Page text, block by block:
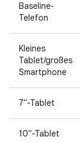
Baseline-
Telefon
Kleines
Tablet/großes
Smartphone
7"-Tablet
10"-Tablet